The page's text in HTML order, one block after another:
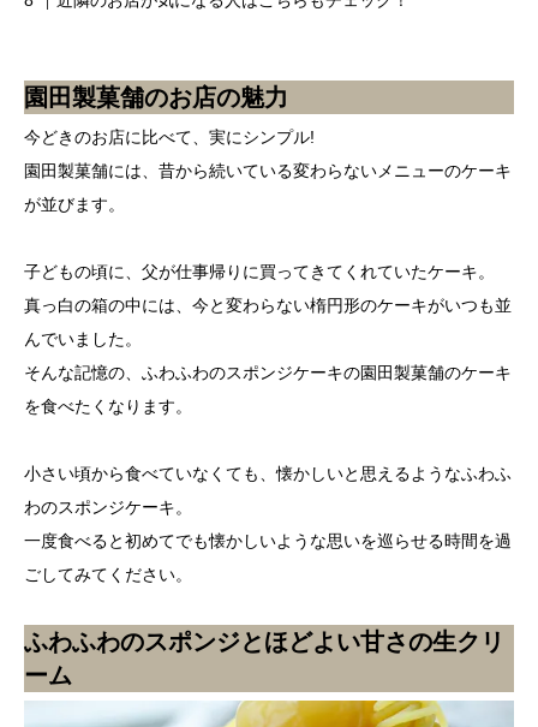
園田製菓舗のお店の魅力
今どきのお店に比べて、実にシンプル!
園田製菓舗には、昔から続いている変わらないメニューのケーキ
が並びます。
子どもの頃に、父が仕事帰りに買ってきてくれていたケーキ。
真っ白の箱の中には、今と変わらない楕円形のケーキがいつも並
んでいました。
そんな記憶の、ふわふわのスポンジケーキの園田製菓舗のケーキ
を食べたくなります。
小さい頃から食べていなくても、懐かしいと思えるようなふわふ
わのスポンジケーキ。
一度食べると初めてでも懐かしいような思いを巡らせる時間を過
ごしてみてください。
ふわふわのスポンジとほどよい甘さの生クリ
ーム